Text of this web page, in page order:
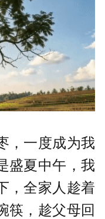
一度成为我
盛夏中午，我
，全家人趁着
筷，趁父母回